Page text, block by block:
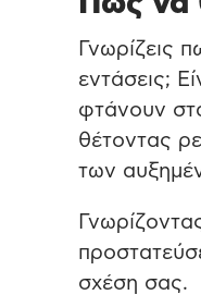
Γνωρίζεις
εντάσεις;
φτάνουν
θέτοντας
των
σχέση σας.